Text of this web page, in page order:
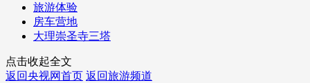
旅游体验
房车营地
大理崇圣寺三塔
点击收起全文
返回央视网首页 返回旅游频道